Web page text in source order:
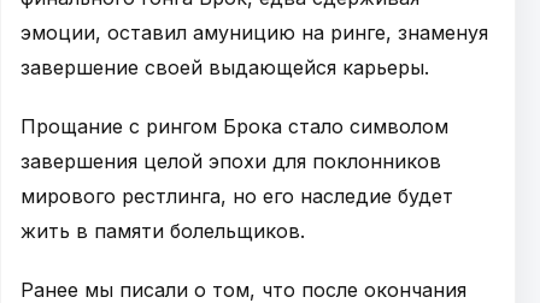
эмоции, оставил амуницию на ринге, знаменуя
завершение своей выдающейся карьеры.
Прощание с рингом Брока стало символом
завершения целой эпохи для поклонников
мирового рестлинга, но его наследие будет
жить в памяти болельщиков.
Ранее мы писали о том, что после окончания